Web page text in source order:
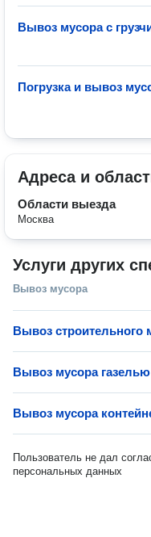
Вывоз мусора с
Погрузка и вывоз
Адреса и
Области выезда
Москва
Услуги других
Вывоз мусора
Вывоз строительного
Вывоз мусора газелью
Вывоз мусора
Пользователь не дал
персональных данных